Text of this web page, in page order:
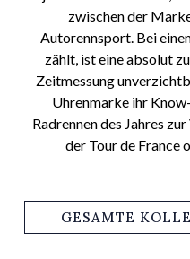
zwischen der
Autorennsport. Bei
zählt, ist eine absolut
Zeitmessung
Uhrenmarke ihr
Radrennen des Jahres
der Tour de France
GESAMTE